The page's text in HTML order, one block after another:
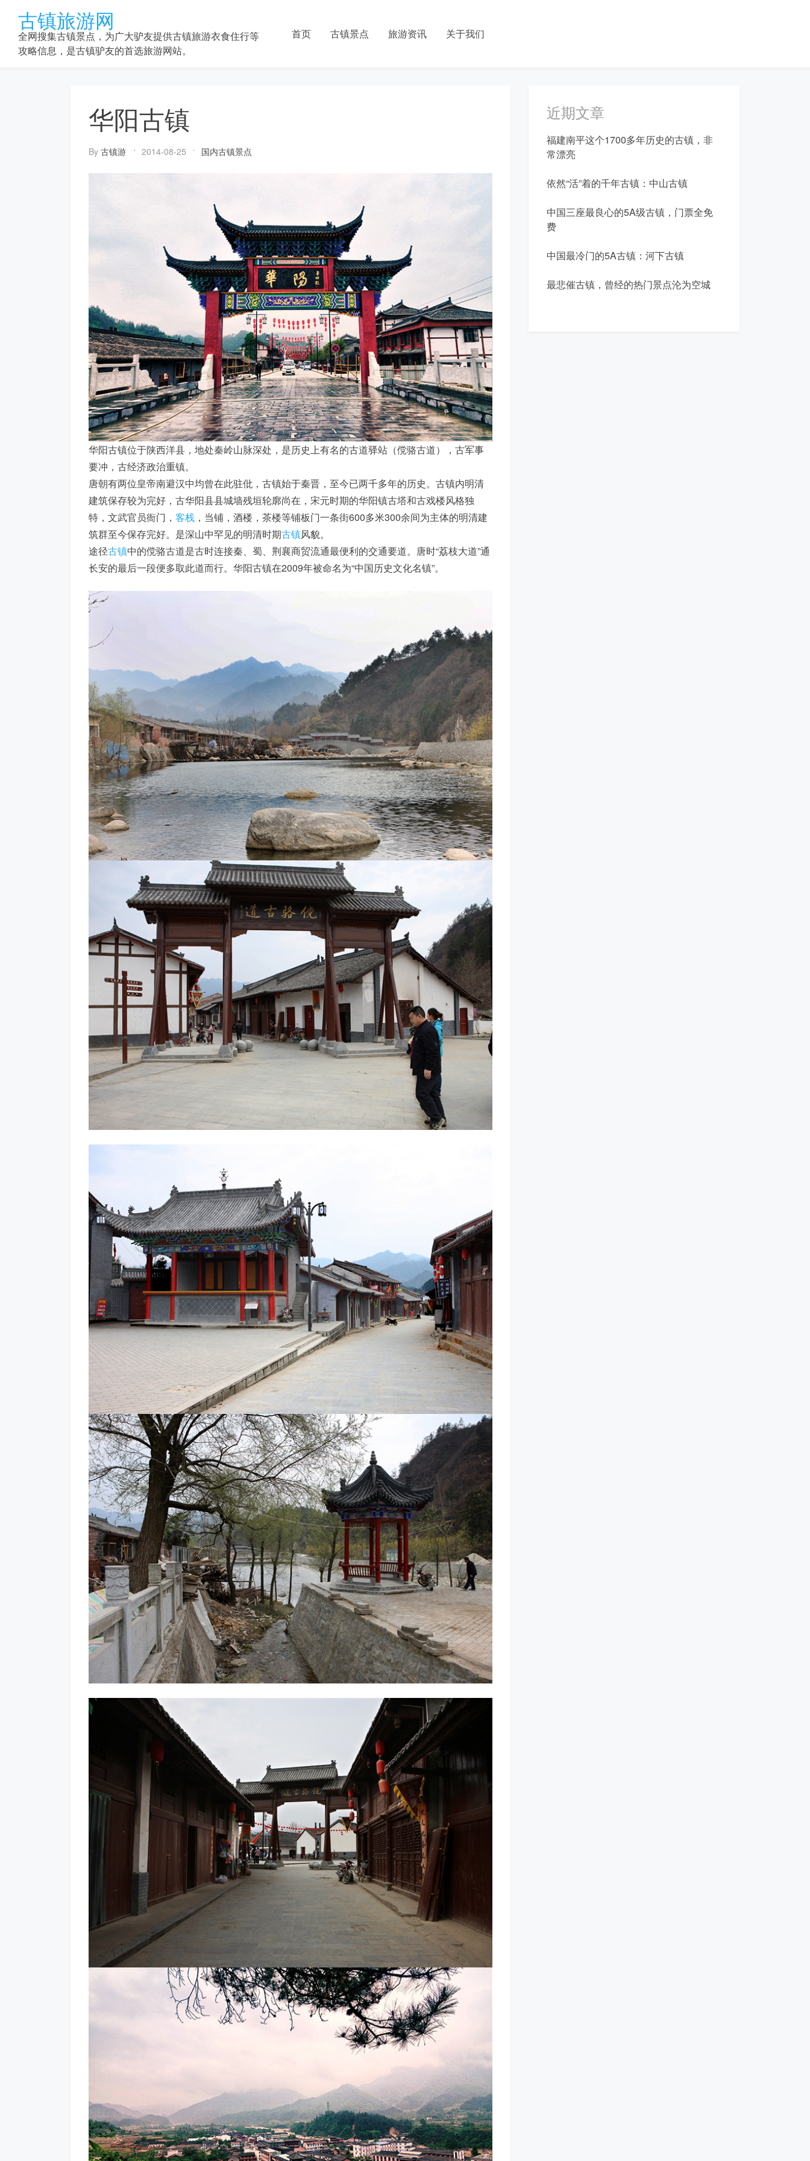
content
古镇旅游网
全网搜集古镇景点，为广大驴友提供古镇旅游衣食住行等
攻略信息，是古镇驴友的首选旅游网站。
首页 古镇景点 旅游资讯 关于我们
华阳古镇
By 古镇游 2014-08-25 国内古镇景点
华阳古镇位于陕西洋县，地处秦岭山脉深处，是历史上有名的古道驿站（傥骆古道），古军事
要冲，古经济政治重镇。
唐朝有两位皇帝南避汉中均曾在此驻仳，古镇始于秦晋，至今已两千多年的历史。古镇内明清
建筑保存较为完好，古华阳县县城墙残垣轮廓尚在，宋元时期的华阳镇古塔和古戏楼风格独
特，文武官员衙门， 客栈 ，当铺，酒楼，茶楼等铺板门一条街600多米300余间为主体的明清建
筑群至今保存完好。是深山中罕见的明清时期古镇风貌。
途径古镇中的傥骆古道是古时连接秦、蜀、荆襄商贸流通最便利的交通要道。唐时“荔枝大道”通
长安的最后一段便多取此道而行。华阳古镇在2009年被命名为“中国历史文化名镇”。
近期文章
福建南平这个1700多年历史的古镇，非
常漂亮
依然“活”着的千年古镇：中山古镇
中国三座最良心的5A级古镇，门票全免
费
中国最冷门的5A古镇：河下古镇
最悲催古镇，曾经的热门景点沦为空城